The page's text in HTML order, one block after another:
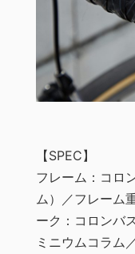
【SPEC】
フレーム：コロ
ム）／フレーム
ーク：コロンバ
ミニウムコラム